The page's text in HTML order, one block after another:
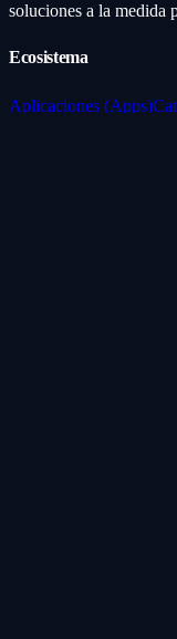
soluciones a la medida
Ecosistema
Aplicaciones (Apps)